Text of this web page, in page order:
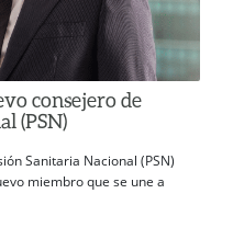
consejero de
(PSN)
Sanitaria Nacional (PSN)
miembro que se une a